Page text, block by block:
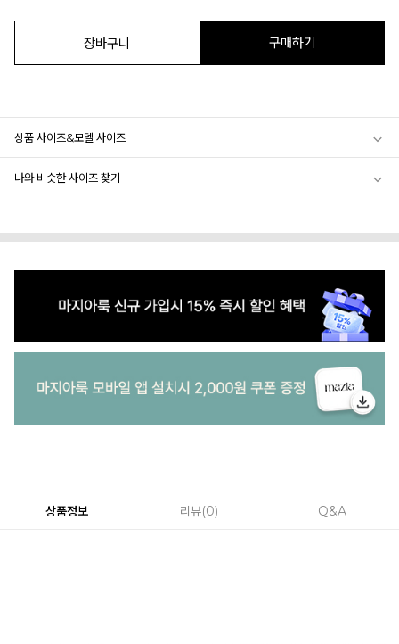
장바구니 구매하기
상품 사이즈&모델 사이즈
나와 비슷한 사이즈 찾기
상품정보 리뷰 0 Q&A